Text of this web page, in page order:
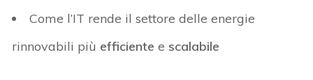
Come l’IT rende il settore delle energie
rinnovabili più efficientee scalabile